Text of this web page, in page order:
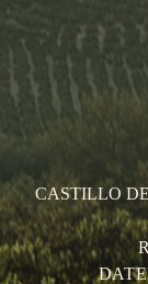
CASTILLO